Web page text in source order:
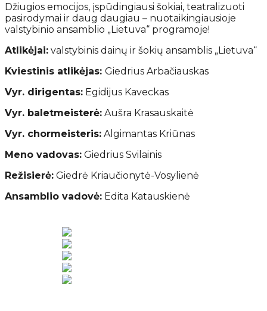
Džiugios emocijos, įspūdingiausi šokiai, teatralizuoti
pasirodymai ir daug daugiau – nuotaikingiausioje
valstybinio ansamblio „Lietuva“ programoje!
Atlikėjai: valstybinis dainų ir šokių ansamblis „Lietuva“
Kviestinis atlikėjas: Giedrius Arbačiauskas
Vyr. dirigentas: Egidijus Kaveckas
Vyr. baletmeisterė: Aušra Krasauskaitė
Vyr. chormeisteris: Algimantas Kriūnas
Meno vadovas: Giedrius Svilainis
Režisierė: Giedrė Kriaučionytė-Vosylienė
Ansamblio vadovė: Edita Katauskienė